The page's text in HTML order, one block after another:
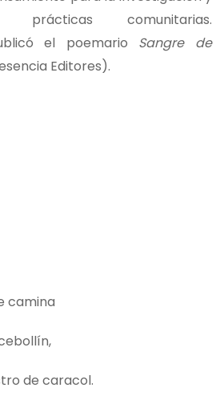
comunitarias.
el poemario Sangre de
Editores).
camina
de caracol.